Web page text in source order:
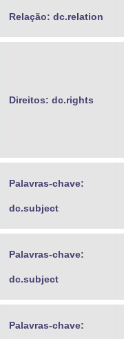
Relação: dc.relation
Direitos: dc.rights
Palavras-chave:
dc.subject
Palavras-chave:
dc.subject
Palavras-chave: